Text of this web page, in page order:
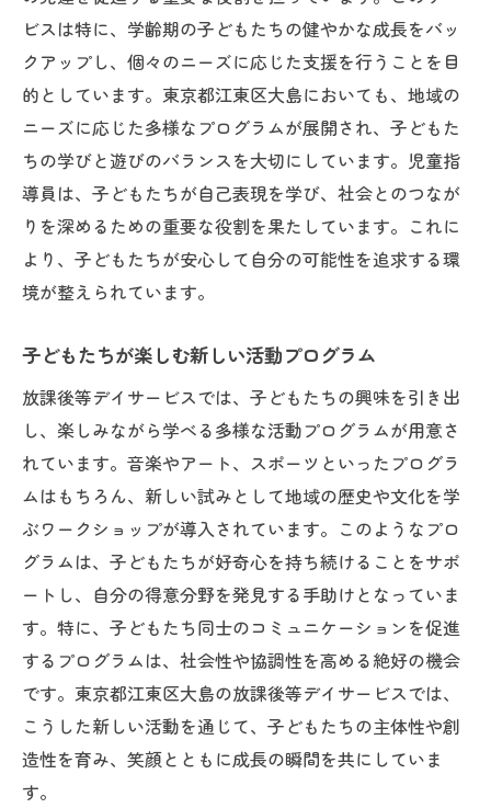
共に歩む仲間と作る地域の未来
教育に情熱を持つあなたが子どもたちの成長を
支える
教育に情熱を注ぐ意義
子どもたちの成長を見守る喜び
情熱が生む教育の成果
モチベーションを高めるワークショップ
子どもたちに教えることの楽しさ
放課後等デイサービスでの充実した毎日が子ど
もたちを変える
充実した放課後の過ごし方
子どもたちの日常を彩る活動
変化をもたらす教育プログラム
子どもたちの成長を支える日常
成果が見える放課後等デイサービス
子どもたちとの絆を深める日々
合同会社縁架でのキャリアがあなたと子どもの
未来を切り拓く
合同会社縁架が提供する成長の場
あなたのキャリアを支えるサポート体制
ビスは特に、学齢期の子どもたちの健やかな成長をバッ
クアップし、個々のニーズに応じた支援を行うことを目
的としています。東京都江東区大島においても、地域の
ニーズに応じた多様なプログラムが展開され、子どもた
ちの学びと遊びのバランスを大切にしています。児童指
導員は、子どもたちが自己表現を学び、社会とのつなが
りを深めるための重要な役割を果たしています。これに
より、子どもたちが安心して自分の可能性を追求する環
境が整えられています。
子どもたちが楽しむ新しい活動プログラム
放課後等デイサービスでは、子どもたちの興味を引き出
し、楽しみながら学べる多様な活動プログラムが用意さ
れています。音楽やアート、スポーツといったプログラ
ムはもちろん、新しい試みとして地域の歴史や文化を学
ぶワークショップが導入されています。このようなプロ
グラムは、子どもたちが好奇心を持ち続けることをサポ
ートし、自分の得意分野を発見する手助けとなっていま
す。特に、子どもたち同士のコミュニケーションを促進
するプログラムは、社会性や協調性を高める絶好の機会
です。東京都江東区大島の放課後等デイサービスでは、
こうした新しい活動を通じて、子どもたちの主体性や創
造性を育み、笑顔とともに成長の瞬間を共にしていま
す。